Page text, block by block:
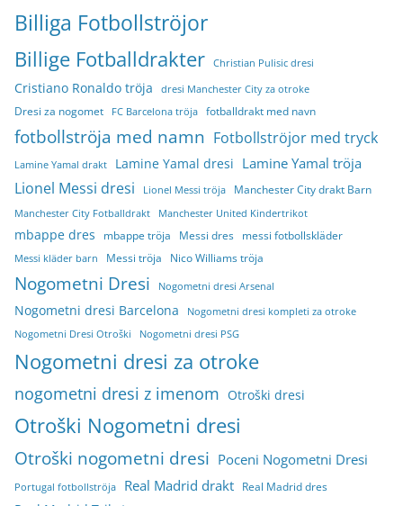
Billiga Fotbollströjor
Billige Fotballdrakter Christian Pulisic dresi
Cristiano Ronaldo tröja dresi Manchester City za otroke
Dresi za nogomet FC Barcelona tröja fotballdrakt med navn
fotbollströja med namn Fotbollströjor med tryck
Lamine Yamal drakt Lamine Yamal dresi Lamine Yamal tröja
Lionel Messi dresi Lionel Messi tröja Manchester City drakt Barn
Manchester City Fotballdrakt Manchester United Kindertrikot
mbappe dres mbappe tröja Messi dres messi fotbollskläder
Messi kläder barn Messi tröja Nico Williams tröja
Nogometni Dresi Nogometni dresi Arsenal
Nogometni dresi Barcelona
Nogometni dresi kompleti za otroke
Nogometni Dresi Otroški
Nogometni dresi PSG
Nogometni dresi za otroke
nogometni dresi z imenom Otroški dresi
Otroški Nogometni dresi
Otroški nogometni dresi Poceni Nogometni Dresi
Portugal fotbollströja Real Madrid drakt Real Madrid dres